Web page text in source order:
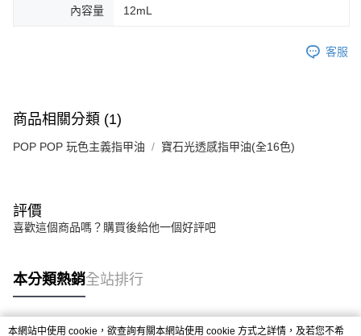
內容量 12mL
客服
商品相關分類 (1)
POP POP 玩色主義指甲油 寶石光透感指甲油(全16色)
評價
喜歡這個商品嗎？購買後給他一個好評吧
本分類熱銷全站排行
本網站中使用 cookie，欲查詢有關本網站使用 cookie 方式之詳情，及若您不希